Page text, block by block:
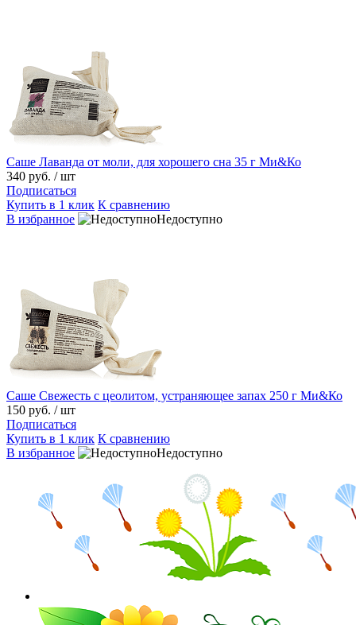
Саше Лаванда от моли, для хорошего сна 35 г Ми&Ко
340 руб. / шт
Подписаться
Купить в 1 клик К сравнению
В избранное
Недоступно
Саше Свежесть с цеолитом, устраняющее запах 250 г Ми&Ко
150 руб. / шт
Подписаться
Купить в 1 клик К сравнению
В избранное
Недоступно